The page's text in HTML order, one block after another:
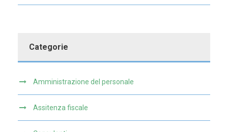
Categorie
Amministrazione del personale
Assitenza fiscale